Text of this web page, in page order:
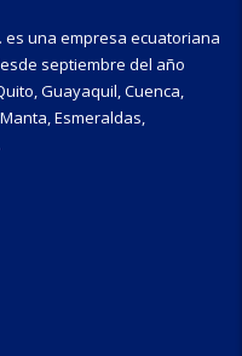
es una empresa ecuatoriana
septiembre del año
Guayaquil, Cuenca,
Esmeraldas,